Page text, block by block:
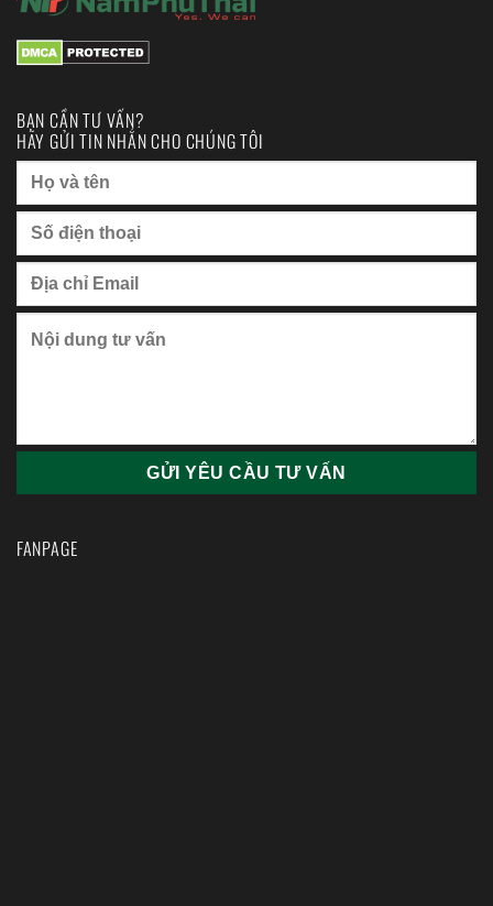
BẠN CẦN TƯ VẤN?
HÃY GỬI TIN NHẮN CHO CHÚNG TÔI
FANPAGE